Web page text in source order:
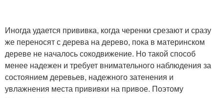
Иногда удается прививка, когда черенки срезают и сразу
же переносят с дерева на дерево, пока в материнском
дереве не началось сокодвижение. Но такой способ
менее надежен и требует внимательного наблюдения за
состоянием деревьев, надежного затенения и
увлажнения места прививки на привое. Поэтому